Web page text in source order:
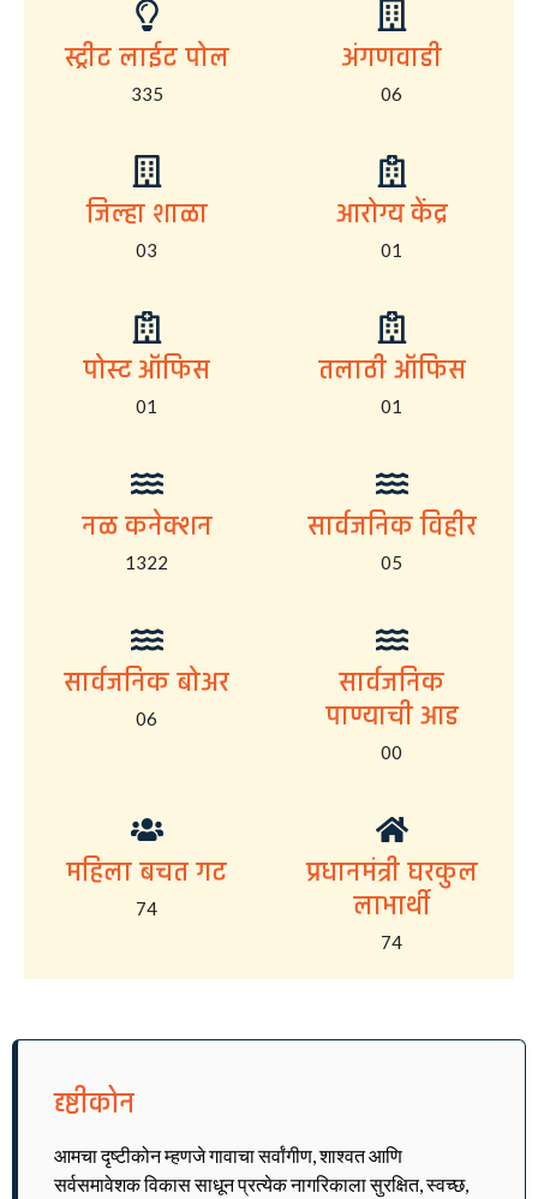
स्ट्रीट लाईट पोल
335
अंगणवाडी
06
जिल्हा शाळा
03
आरोग्य केंद्र
01
पोस्ट ऑफिस
01
तलाठी ऑफिस
01
नळ कनेक्शन
1322
सार्वजनिक विहीर
05
सार्वजनिक बोअर
06
सार्वजनिक
पाण्याची आड
00
महिला बचत गट
74
प्रधानमंत्री घरकुल
लाभार्थी
74
दृष्टीकोन
आमचा दृष्टीकोन म्हणजे गावाचा सर्वांगीण, शाश्वत आणि
सर्वसमावेशक विकास साधून प्रत्येक नागरिकाला सुरक्षित, स्वच्छ,